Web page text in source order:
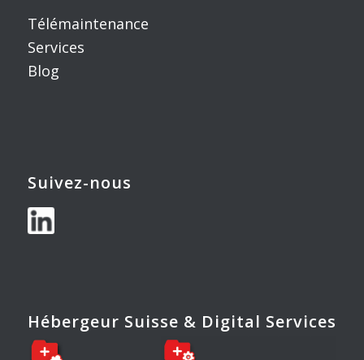
Télémaintenance
Services
Blog
Suivez-nous
Hébergeur Suisse & Digital Services